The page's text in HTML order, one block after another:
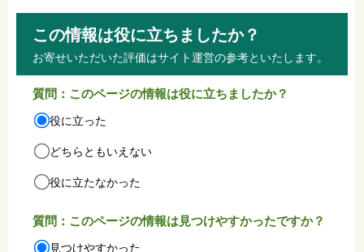
この情報は役に立ちましたか？
お寄せいただいた評価はサイト運営の参考といたします。
質問：このページの情報は役に立ちましたか？
役に立った
どちらともいえない
役に立たなかった
質問：このページの情報は見つけやすかったですか？
見つけやすかった